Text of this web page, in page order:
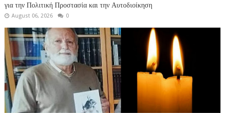
για την Πολιτική Προστασία και την Αυτοδιοίκηση
August 06, 2026 0